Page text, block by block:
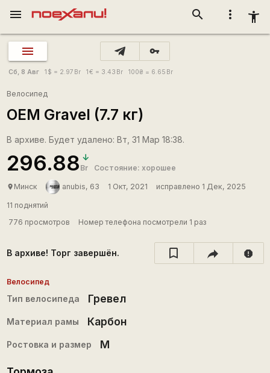
more_vert accessibility_new
search
menu
vpn_key
Сб, 8 Авг 1 $ = 2.97 Br 1€ = 3.43 Br 100₴ = 6.65 Br
Велосипед
OEM Gravel (7.7 кг)
В архиве. Будет удалено: Вт, 31 Мар 18:38.
296.88 Br Состояние: хорошее
place Минск anubis, 63 1 Окт, 2021 исправлено 1 Дек, 2025
11 поднятий
776 просмотров
Номер телефона посмотрели 1 раз
В архиве! Торг завершён. report
Велосипед
Тип велосипеда Гревел
Материал рамы Карбон
Ростовка и размер M